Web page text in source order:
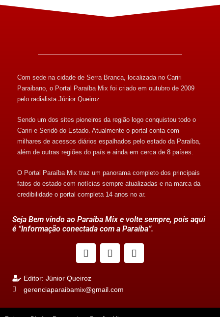
Com sede na cidade de Serra Branca, localizada no Cariri
Paraibano, o Portal Paraíba Mix foi criado em outubro de 2009
pelo radialista Júnior Queiroz.
Sendo um dos sites pioneiros da região logo conquistou todo o
Cariri e Seridó do Estado. Atualmente o portal conta com
milhares de acessos diários espalhados pelo estado da Paraíba,
além de outras regiões do país e ainda em cerca de 8 países.
O Portal Paraíba Mix traz um panorama completo dos principais
fatos do estado com notícias sempre atualizadas e na marca da
credibilidade o portal completa 14 anos no ar.
Seja Bem vindo ao Paraíba Mix e volte sempre, pois aqui
é “Informação conectada com a Paraíba”.
Editor: Júnior Queiroz
gerenciaparaibamix@gmail.com